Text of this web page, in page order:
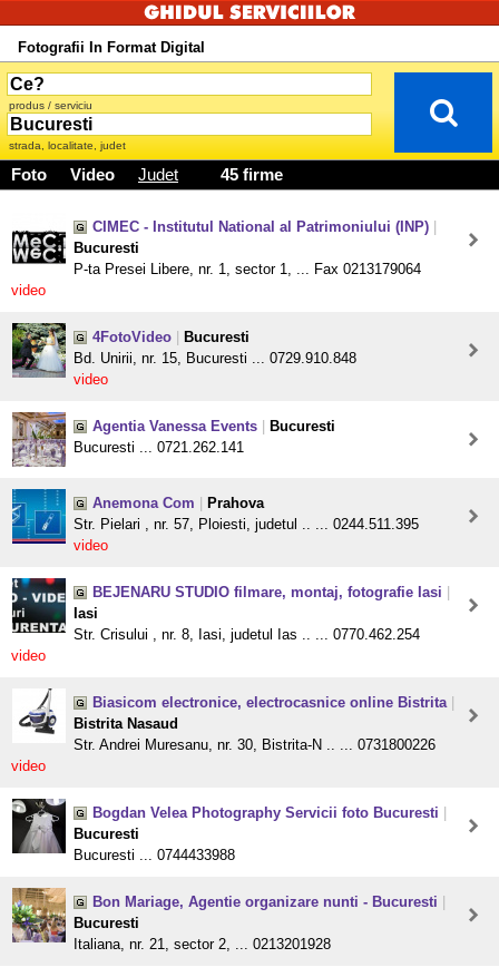
Fotografii In Format Digital
produs / serviciu
strada, localitate, judet
Foto Video Judet 45 firme
CIMEC - Institutul National al Patrimoniului (INP)
Bucuresti
P-ta Presei Libere, nr. 1, sector 1, ... Fax 0213179064
video
4FotoVideo
Bucuresti
Bd. Unirii, nr. 15, Bucuresti ... 0729.910.848
video
Agentia Vanessa Events
Bucuresti
Bucuresti ... 0721.262.141
Anemona Com
Prahova
Str. Pielari , nr. 57, Ploiesti, judetul .. ... 0244.511.395
video
BEJENARU STUDIO filmare, montaj, fotografie Iasi
Iasi
Str. Crisului , nr. 8, Iasi, judetul Ias .. ... 0770.462.254
video
Biasicom electronice, electrocasnice online Bistrita
Bistrita Nasaud
Str. Andrei Muresanu, nr. 30, Bistrita-N .. ... 0731800226
video
Bogdan Velea Photography Servicii foto Bucuresti
Bucuresti
Bucuresti ... 0744433988
Bon Mariage, Agentie organizare nunti - Bucuresti
Bucuresti
Italiana, nr. 21, sector 2, ... 0213201928